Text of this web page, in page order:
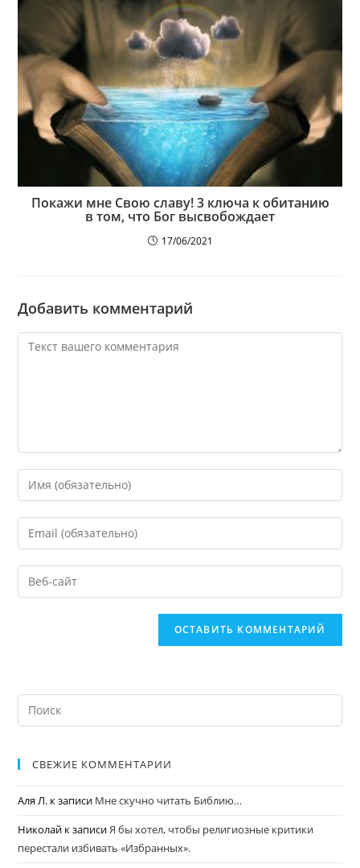
Покажи мне Свою славу! 3 ключа к обитанию
в том, что Бог высвобождает
17/06/2021
Добавить комментарий
СВЕЖИЕ КОММЕНТАРИИ
Аля Л. к записи Мне скучно читать Библию…
Николай к записи Я бы хотел, чтобы религиозные критики
перестали избивать «Избранных».